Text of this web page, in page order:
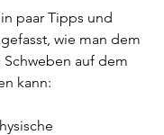
paar Tipps und
wie man dem
auf dem
kann: